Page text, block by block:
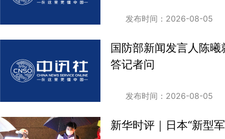
发布时间：2026-08-05
国防部新闻发言人陈
答记者问
发布时间：2026-08-05
新华时评｜日本“新型